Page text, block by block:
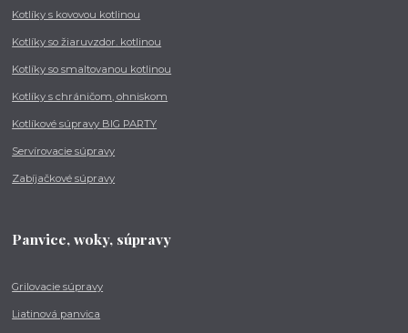
Kotlíky s kovovou kotlinou
Kotlíky so žiaruvzdor. kotlinou
Kotlíky so smaltovanou kotlinou
Kotlíky s chráničom, ohniskom
Kotlíkové súpravy BIG PARTY
Servírovacie súpravy
Zabíjačkové súpravy
Panvice, woky, súpravy
Grilovacie súpravy
Liatinová panvica